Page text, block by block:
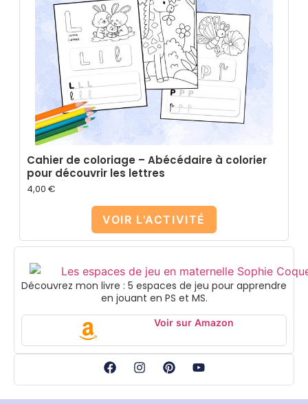
Cahier de coloriage – Abécédaire à colorier
pour découvrir les lettres
4,00 €
VOIR L'ACTIVITÉ
Découvrez mon livre : 5 espaces de jeu pour apprendre
en jouant en PS et MS.
Voir sur Amazon